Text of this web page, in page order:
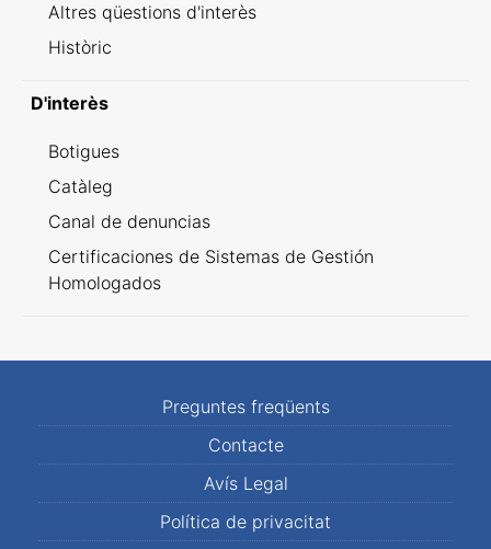
Altres qüestions d'interès
Històric
D'interès
Botigues
Catàleg
Canal de denuncias
Certificaciones de Sistemas de Gestión
Homologados
Preguntes freqüents
Contacte
Avís Legal
Política de privacitat